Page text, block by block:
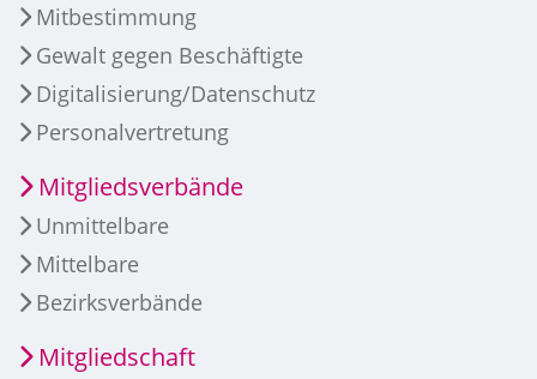
Mitbestimmung
Gewalt gegen Beschäftigte
Digitalisierung/Datenschutz
Personalvertretung
Mitgliedsverbände
Unmittelbare
Mittelbare
Bezirksverbände
Mitgliedschaft